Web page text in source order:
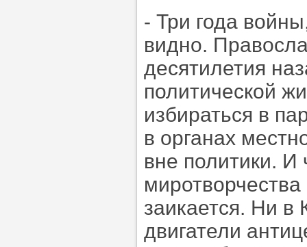
- Три года
видно.
десятилетия
политической
избираться в
в органах
вне политики.
заикается. Ни в
двигатели